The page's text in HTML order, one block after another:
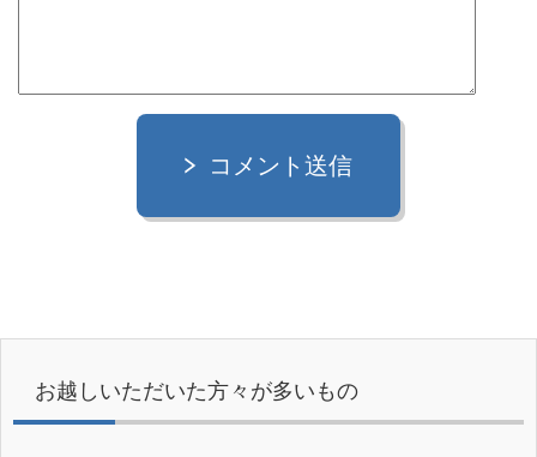
コメント送信
お越しいただいた方々が多いもの